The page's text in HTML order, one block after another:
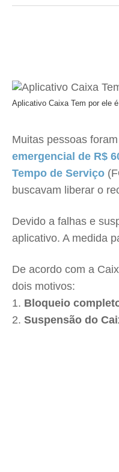
Aplicativo Caixa Tem por ele
Muitas pessoas
emergencial de R$
Tempo de Serviço
buscavam liberar o
Devido a falhas e
aplicativo. A medida
De acordo com a
dois motivos:
Bloqueio
Suspensão do